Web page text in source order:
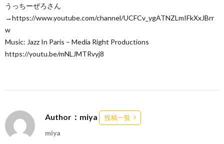
うっちーぜろさん
→https://www.youtube.com/channel/UCFCv_ygATNZLmIFkXxJBrr
w
Music: Jazz In Paris – Media Right Productions
https://youtu.be/mNLJMTRvyj8
Author：miya 投稿一覧
miya